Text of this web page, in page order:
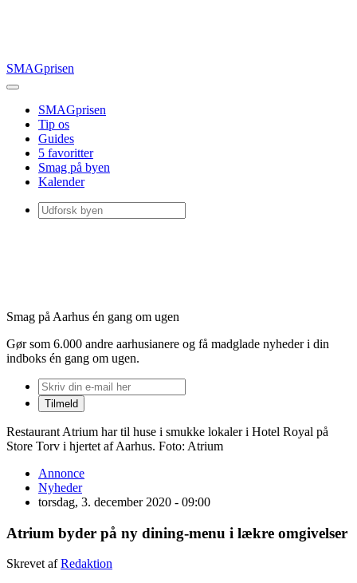
SMAGprisen
SMAGprisen
Tip os
Guides
5 favoritter
Smag på byen
Kalender
Smag på Aarhus én gang om ugen
Gør som 6.000 andre aarhusianere og få madglade nyheder i din
indboks én gang om ugen.
Restaurant Atrium har til huse i smukke lokaler i Hotel Royal på
Store Torv i hjertet af Aarhus. Foto: Atrium
Annonce
Nyheder
torsdag, 3. december 2020 - 09:00
Atrium byder på ny dining-menu i lækre omgivelser
Skrevet afRedaktion